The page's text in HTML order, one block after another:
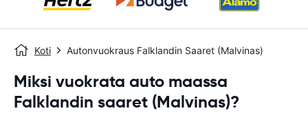
Koti Autonvuokraus Falklandin Saaret (Malvinas)
Miksi vuokrata auto maassa
Falklandin saaret (Malvinas)?